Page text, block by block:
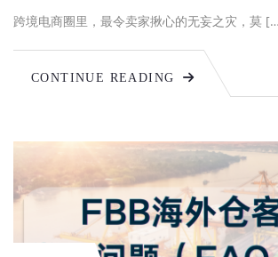
跨境电商圈里，最令卖家揪心的无妄之灾，莫
CONTINUE READING